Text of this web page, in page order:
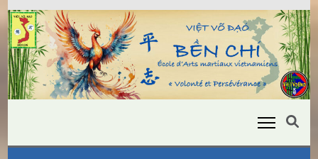
Aller
au
contenu
(Pressez
Entrée)